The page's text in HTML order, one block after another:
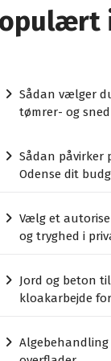
Sådan vælger
tømrer- og
Sådan påvirker
Odense dit
Vælg et
og tryghed i
Jord og beton
kloakarbejde